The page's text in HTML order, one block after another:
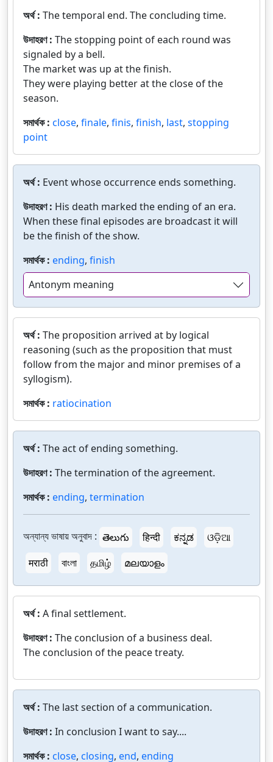
অর্থ : The temporal end. The concluding time.
উদাহরণ : The stopping point of each round was
signaled by a bell.
The market was up at the finish.
They were playing better at the close of the
season.
সমার্থক : close, finale, finis, finish, last, stopping
point
অর্থ : Event whose occurrence ends something.
উদাহরণ : His death marked the ending of an era.
When these final episodes are broadcast it will
be the finish of the show.
সমার্থক : ending, finish
Antonym meaning
অর্থ : The proposition arrived at by logical
reasoning (such as the proposition that must
follow from the major and minor premises of a
syllogism).
সমার্থক : ratiocination
অর্থ : The act of ending something.
উদাহরণ : The termination of the agreement.
সমার্থক : ending, termination
অন্যান্য ভাষায় অনুবাদ : తెలుగు हिन्दी ಕನ್ನಡ
ଓଡ଼ିଆ
मराठी
বাংলা தமிழ் മലയാളം
অর্থ : A final settlement.
উদাহরণ : The conclusion of a business deal.
The conclusion of the peace treaty.
অর্থ : The last section of a communication.
উদাহরণ : In conclusion I want to say....
সমার্থক : close, closing, end, ending